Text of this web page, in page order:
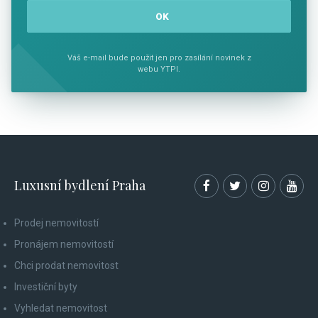
Váš e-mail bude použit jen pro zasílání novinek z
webu YTPI.
Luxusní bydlení Praha
Prodej nemovitostí
Pronájem nemovitostí
Chci prodat nemovitost
Investiční byty
Vyhledat nemovitost